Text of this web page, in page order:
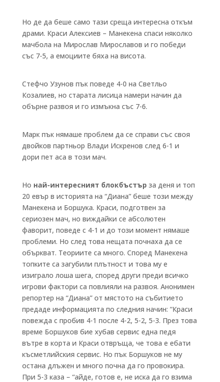
Но де да беше само тази среща интересна откъм
драми. Краси Алексиев – Манекена спаси няколко
мачбола на Мирослав Мирославов и го победи
със 7-5, а емоциите бяха на висота.
Стефчо Узунов пък поведе 4-0 на Светльо
Козалиев, но старата лисица намери начин да
обърне развоя и го измъкна със 7-6.
Марк пък нямаше проблем да се справи със своя
двойков партньор Влади Искренов след 6-1 и
дори пет аса в този мач.
Но най-интересният блокбъстър за деня и топ
20 евър в историята на “Диана” беше този между
Манекена и Боршука. Краси, подготвен за
сериозен мач, но виждайки се абсолютен
фаворит, поведе с 4-1 и до този момент нямаше
проблеми. Но след това нещата почнаха да се
объркват. Теориите са много. Според Манекена
топките са загубили плътност и това му е
изиграло лоша шега, според други преди всичко
игрови фактори са повлияли на развоя. Анонимен
репортер на “Диана” от мястото на събитието
предаде информацията по следния начин: “Краси
повежда с пробив 4-1 после 4-2, 5-2, 5-3. През това
време Боршуков бие хубав сервис една педя
вътре в корта и Краси отвръща, че това е ебати
късметлийския сервис. Но пък Боршуков не му
остана длъжен и много почна да го провокира.
При 5-3 каза – “айде, готов е, не иска да го взима